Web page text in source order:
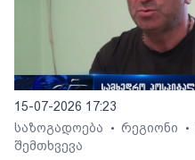
15-07-2026 17:23
საზოგადოება
• რეგიონი •
შემთხვევა